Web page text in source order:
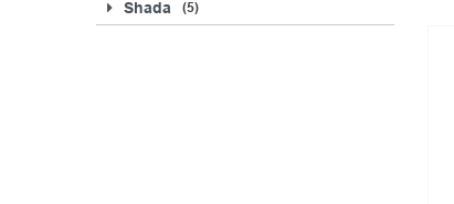
Shada 5